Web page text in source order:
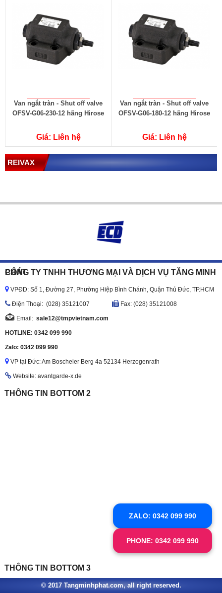
Van ngắt tràn - Shut off valve
OFSV-G06-230-12 hãng Hirose
Giá: Liên hệ
Van ngắt tràn - Shut off valve
OFSV-G06-180-12 hãng Hirose
Giá: Liên hệ
REIVAX
CÔNG TY TNHH THƯƠNG MẠI VÀ DỊCH VỤ TĂNG MINH PHÁT
VPĐD: Số 1, Đường 27, Phường Hiệp Bình Chánh, Quận Thủ Đức, TP.HCM
Ðiện Thoại: (028) 35121007 Fax: (028) 35121008
Email: sale12@tmpvietnam.com
HOTLINE: 0342 099 990
Zalo: 0342 099 990
VP tại Đức: Am Boscheler Berg 4a 52134 Herzogenrath
Website: avantgarde-x.de
THÔNG TIN BOTTOM 2
THÔNG TIN BOTTOM 3
© 2017 Tangminhphat.com, all right reserved.
ZALO: 0342 099 990
PHONE: 0342 099 990